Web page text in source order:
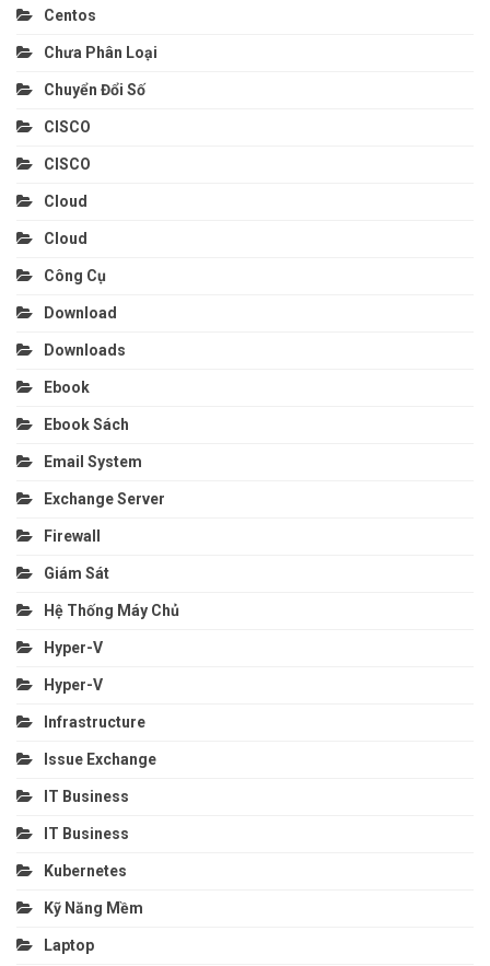
Centos
Chưa Phân Loại
Chuyển Đổi Số
CISCO
CISCO
Cloud
Cloud
Công Cụ
Download
Downloads
Ebook
Ebook Sách
Email System
Exchange Server
Firewall
Giám Sát
Hệ Thống Máy Chủ
Hyper-V
Hyper-V
Infrastructure
Issue Exchange
IT Business
IT Business
Kubernetes
Kỹ Năng Mềm
Laptop